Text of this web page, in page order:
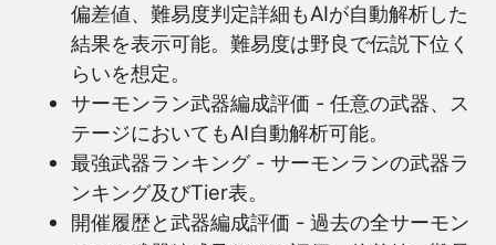
偏差値、難易度判定詳細もAIが自動解析した
結果を表示可能。難易度は野良で伝説下位く
らいを想定。
サーモンラン武器編成評価 - 任意の武器、ス
テージにおいてもAI自動解析可能。
最強武器ランキング - サーモンランの武器ラ
ンキング及びTier表。
開催履歴と武器編成評価 - 過去の全サーモン